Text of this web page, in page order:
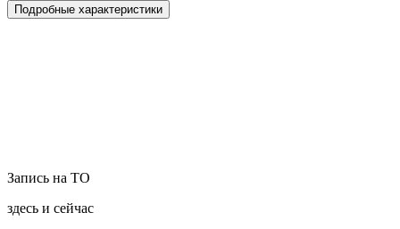
Подробные характеристики
Запись на ТО
здесь и сейчас